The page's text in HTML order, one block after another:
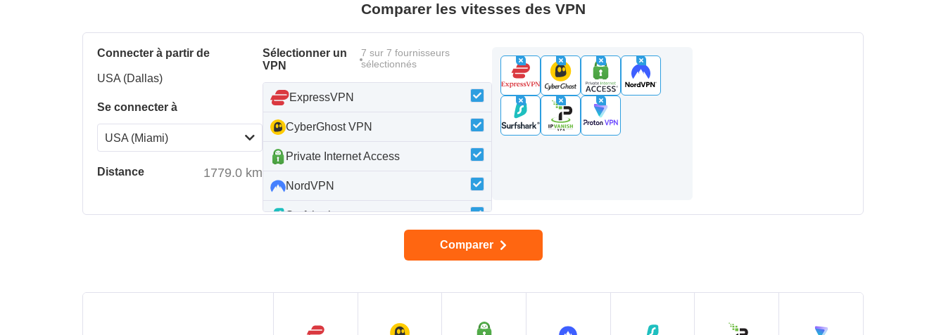
Comparer les vitesses des VPN
Connecter à partir de
USA (Dallas)
Se connecter à
USA (Miami)
Distance 1779.0 km
Sélectionner un
VPN
7 sur7 fournisseurs
sélectionnés
ExpressVPN
CyberGhost VPN
Private Internet Access
NordVPN
Surfshark
Comparer